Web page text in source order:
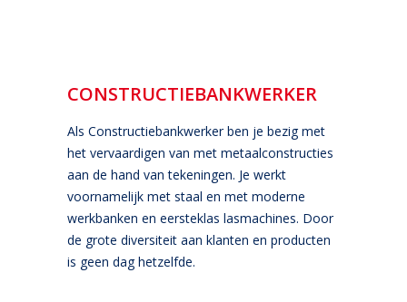
CONSTRUCTIEBANKWERKER
Als Constructiebankwerker ben je bezig met
het vervaardigen van met metaalconstructies
aan de hand van tekeningen. Je werkt
voornamelijk met staal en met moderne
werkbanken en eersteklas lasmachines. Door
de grote diversiteit aan klanten en producten
is geen dag hetzelfde.